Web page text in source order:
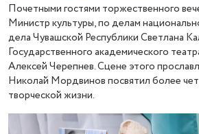
Почетными гостями торжественного
Министр культуры, по делам
дела Чувашской Республики Светлана
Государственного академического
Алексей Черепнев. Сцене этого
Николай Мордвинов посвятил более
творческой жизни.